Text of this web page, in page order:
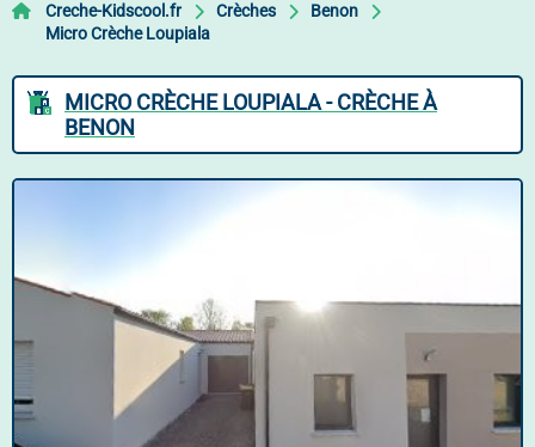
Creche-Kidscool.fr Crèches
Benon
Micro Crèche Loupiala
MICRO CRÈCHE LOUPIALA - CRÈCHE À
BENON